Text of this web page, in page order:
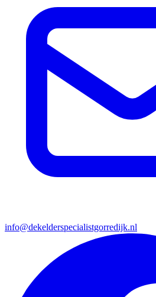
info@dekelderspecialistgorredijk.nl